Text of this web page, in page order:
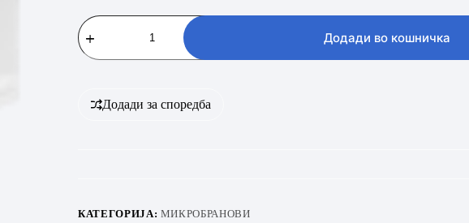
VIVAX
HOME
MWO-
2071W
Додади во кошничка
Додади за споредба
КАТЕГОРИЈА: МИКРОБРАНОВИ